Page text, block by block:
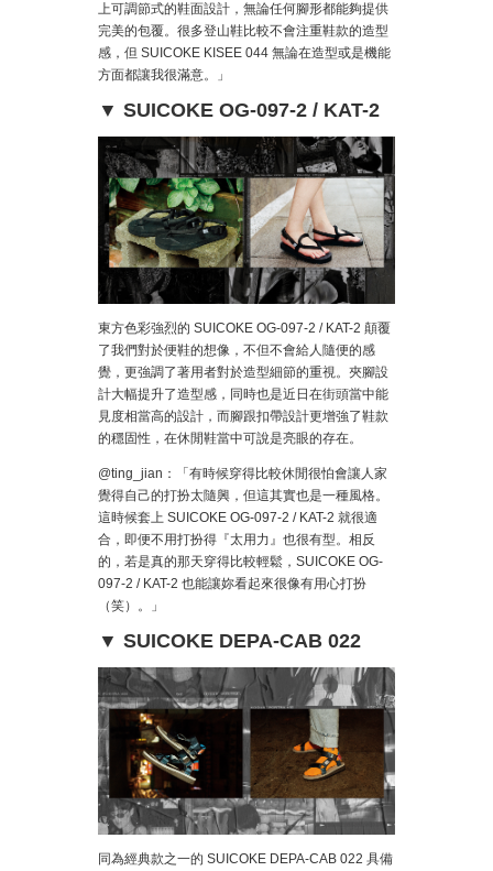
上可調節式的鞋面設計，無論任何腳形都能夠提供
完美的包覆。很多登山鞋比較不會注重鞋款的造型
感，但 SUICOKE KISEE 044 無論在造型或是機能
方面都讓我很滿意。」
▼ SUICOKE OG-097-2 / KAT-2
東方色彩強烈的 SUICOKE OG-097-2 / KAT-2 顛覆
了我們對於便鞋的想像，不但不會給人隨便的感
覺，更強調了著用者對於造型細節的重視。夾腳設
計大幅提升了造型感，同時也是近日在街頭當中能
見度相當高的設計，而腳跟扣帶設計更增強了鞋款
的穩固性，在休閒鞋當中可說是亮眼的存在。
@ting_jian：「有時候穿得比較休閒很怕會讓人家
覺得自己的打扮太隨興，但這其實也是一種風格。
這時候套上 SUICOKE OG-097-2 / KAT-2 就很適
合，即便不用打扮得『太用力』也很有型。相反
的，若是真的那天穿得比較輕鬆，SUICOKE OG-
097-2 / KAT-2 也能讓妳看起來很像有用心打扮
（笑）。」
▼ SUICOKE DEPA-CAB 022
同為經典款之一的 SUICOKE DEPA-CAB 022 具備